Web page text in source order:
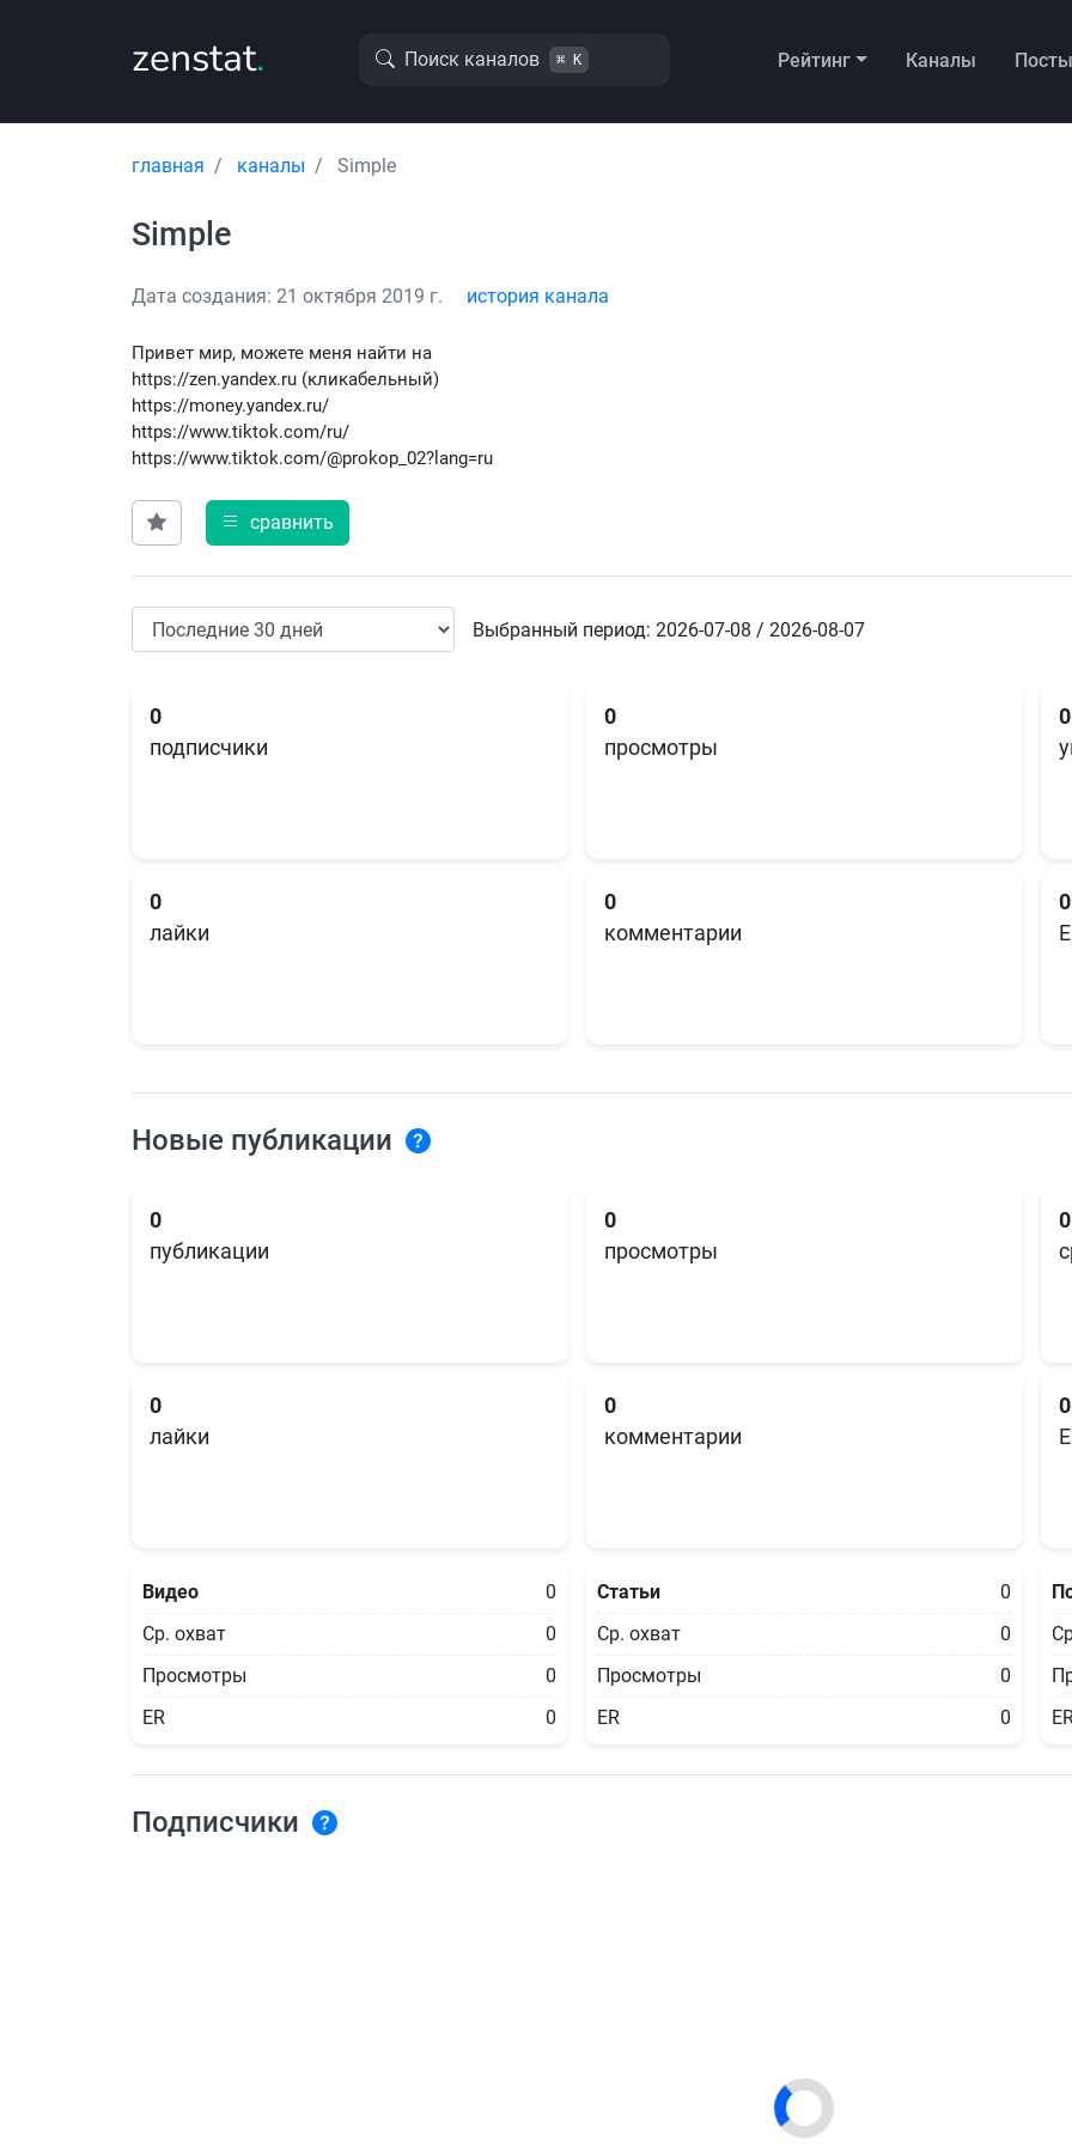
zenstat. Поиск каналов ⌘ K Рейтинг Каналы Посты
главная каналы Simple
Simple
Дата создания: 21 октября 2019 г. история канала
Привет мир, можете меня найти на
https://zen.yandex.ru (кликабельный)
https://money.yandex.ru/
https://www.tiktok.com/ru/
https://www.tiktok.com/@prokop_02?lang=ru
сравнить
Выбранный период: 2026-07-08 / 2026-08-07
0
подписчики
0
просмотры
0
0
лайки
0
комментарии
0
Новые публикации
0
публикации
0
просмотры
0
0
лайки
0
комментарии
0
Видео
0
Ср. охват
0
Просмотры
0
ER
0
Статьи
0
Ср. охват
0
Просмотры
0
ER
0
Подписчики